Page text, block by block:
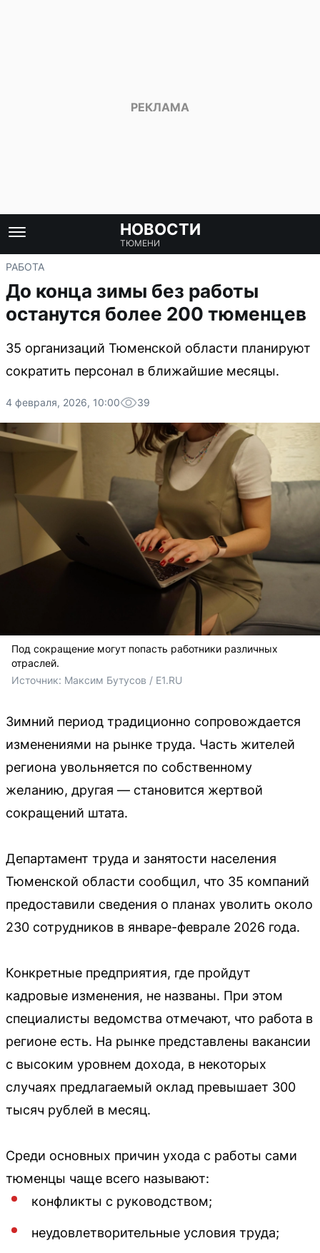
НОВОСТИ
ТЮМЕНИ
РАБОТА
До конца зимы без работы
останутся более 200 тюменцев
35 организаций Тюменской области планируют
сократить персонал в ближайшие месяцы.
4 февраля, 2026, 10:00 39
Под сокращение могут попасть работники различных
отраслей.
Источник: Максим Бутусов / E1.RU
Зимний период традиционно сопровождается
изменениями на рынке труда. Часть жителей
региона увольняется по собственному
желанию, другая — становится жертвой
сокращений штата.
Департамент труда и занятости населения
Тюменской области сообщил, что 35 компаний
предоставили сведения о планах уволить около
230 сотрудников в январе-феврале 2026 года.
Конкретные предприятия, где пройдут
кадровые изменения, не названы. При этом
специалисты ведомства отмечают, что работа в
регионе есть. На рынке представлены вакансии
с высоким уровнем дохода, в некоторых
случаях предлагаемый оклад превышает 300
тысяч рублей в месяц.
Среди основных причин ухода с работы сами
тюменцы чаще всего называют:
конфликты с руководством;
неудовлетворительные условия труда;